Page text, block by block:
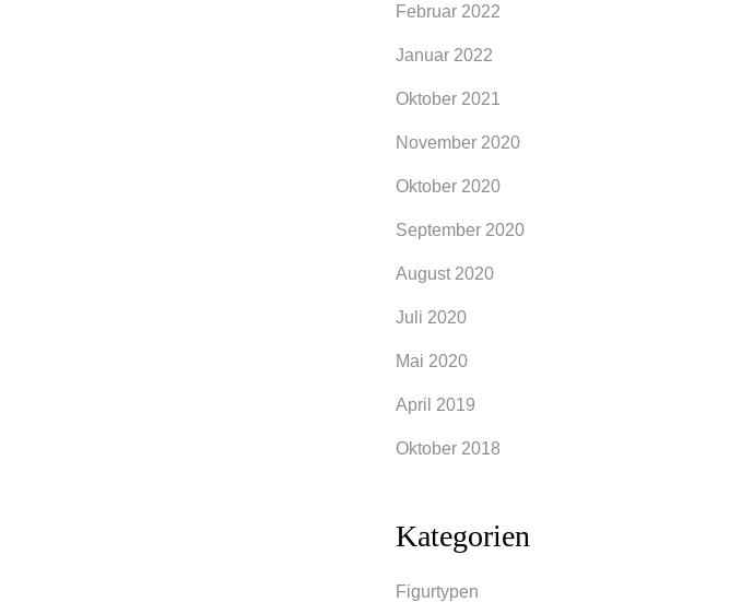
Februar 2022
Januar 2022
Oktober 2021
November 2020
Oktober 2020
September 2020
August 2020
Juli 2020
Mai 2020
April 2019
Oktober 2018
Kategorien
Figurtypen